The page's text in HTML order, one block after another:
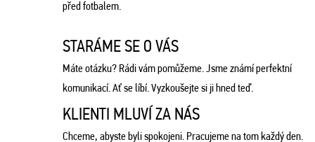
před fotbalem.
STARÁME SE O VÁS
Máte otázku? Rádi vám pomůžeme. Jsme známí perfektní
komunikací. Ať se líbí. Vyzkoušejte si ji hned teď.
KLIENTI MLUVÍ ZA NÁS
Chceme, abyste byli spokojeni. Pracujeme na tom každý den.